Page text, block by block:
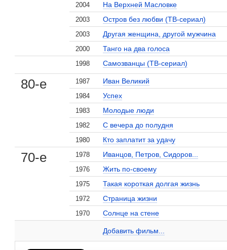
2004 На Верхней Масловке
2003 Остров без любви (ТВ-сериал)
2003 Другая женщина, другой мужчина
2000 Танго на два голоса
1998 Самозванцы (ТВ-сериал)
80-е 1987 Иван Великий
1984 Успех
1983 Молодые люди
1982 С вечера до полудня
1980 Кто заплатит за удачу
70-е 1978 Иванцов, Петров, Сидоров...
1976 Жить по-своему
1975 Такая короткая долгая жизнь
1972 Страница жизни
1970 Солнце на стене
Добавить фильм...
Константин Худяков на сайте Кино-Театр.ru
, поделитесь своим мнением